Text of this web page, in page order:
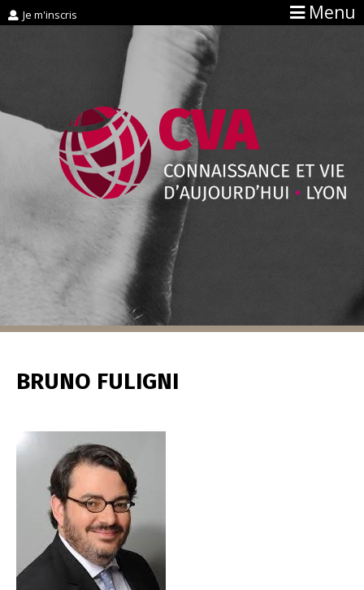
Je m'inscris Menu
BRUNO FULIGNI